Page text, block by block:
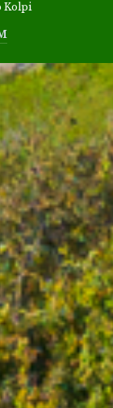
Kolpi